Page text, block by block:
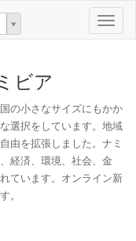
Toggle
ビア
の小さなサイズにもかか
選択をしています。地域
由を拡張しました。ナミ
経済、環境、社会、金
ています。オンライン新
。